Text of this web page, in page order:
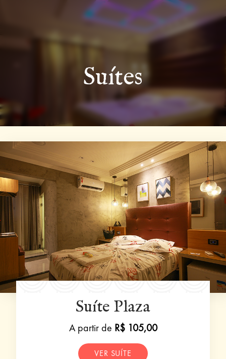
Suítes
Suíte Plaza
A partir de R$ 105,00
VER SUÍTE